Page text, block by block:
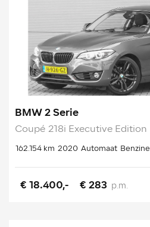
BMW 2 Serie
Coupé 218i Executive Edition
162.154 km 2020 Automaat Benzine
€ 18.400,- € 283 p.m.